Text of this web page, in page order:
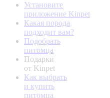
Установите
приложение Kinpet
Какая порода
подходит вам?
Подобрать
питомца
Подарки
от Kinpet
Как выбрать
и купить
питомца